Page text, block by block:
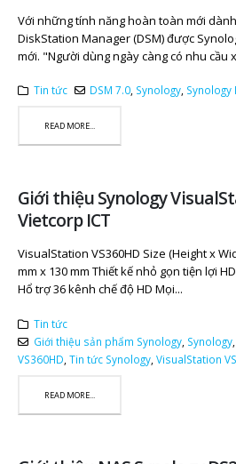
Với những tính năng hoàn toàn mới
DiskStation Manager (DSM) được
mới. "Người dùng ngày càng có nhu cầu
Tin tức DSM 7.0, Synology, Synology
READ MORE...
Giới thiệu Synology
Vietcorp ICT
VisualStation VS360HD Size (Height x
mm x 130 mm Thiết kế nhỏ gọn tiện lợi
Hổ trợ 36 kênh chế độ HD Mọi...
Tin tức
Giới thiệu sản phẩm Synology, Synology,
VS360HD Tin tức Synology VisualStation
READ MORE...